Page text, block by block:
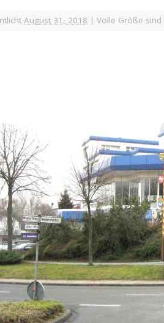
August 31, 2018 | Volle Größe sind